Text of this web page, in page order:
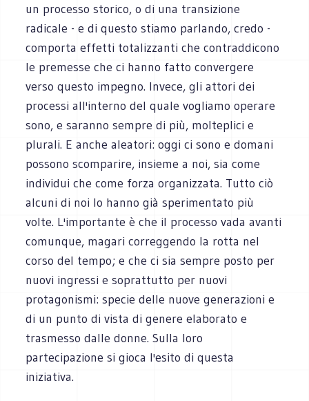
un processo storico, o di una transizione
radicale - e di questo stiamo parlando, credo -
comporta effetti totalizzanti che contraddicono
le premesse che ci hanno fatto convergere
verso questo impegno. Invece, gli attori dei
processi all'interno del quale vogliamo operare
sono, e saranno sempre di più, molteplici e
plurali. E anche aleatori: oggi ci sono e domani
possono scomparire, insieme a noi, sia come
individui che come forza organizzata. Tutto ciò
alcuni di noi lo hanno già sperimentato più
volte. L'importante è che il processo vada avanti
comunque, magari correggendo la rotta nel
corso del tempo; e che ci sia sempre posto per
nuovi ingressi e soprattutto per nuovi
protagonismi: specie delle nuove generazioni e
di un punto di vista di genere elaborato e
trasmesso dalle donne. Sulla loro
partecipazione si gioca l'esito di questa
iniziativa.